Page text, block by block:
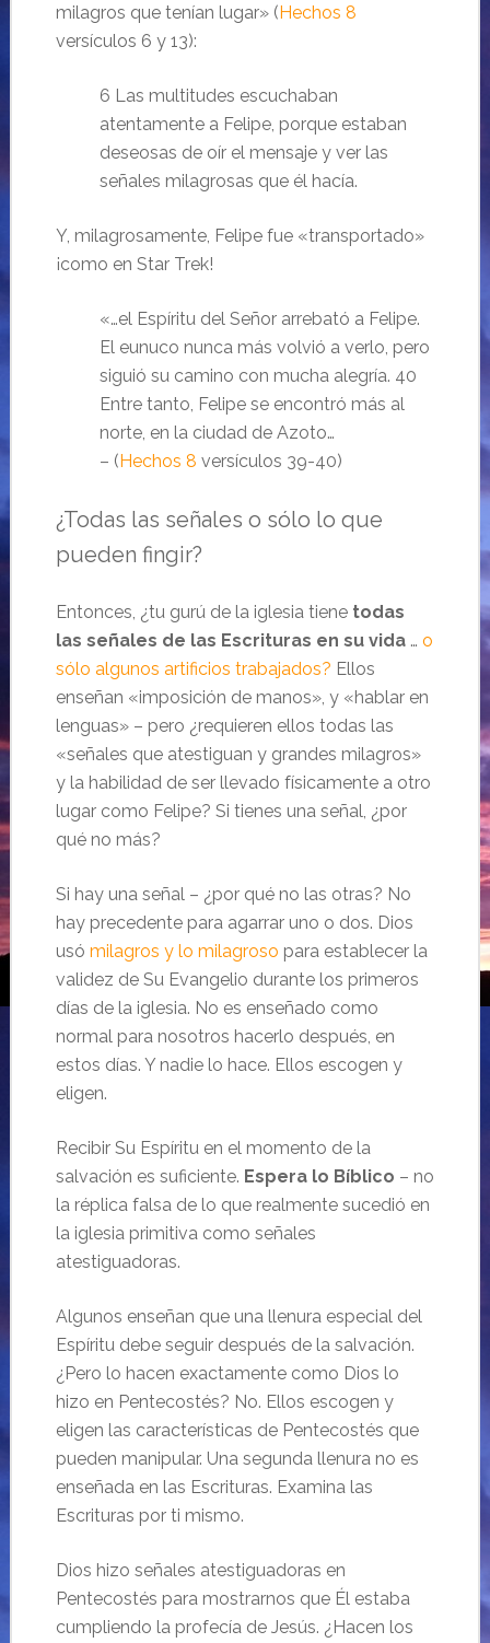
milagros que tenían lugar» (Hechos 8
versículos 6 y 13):
6 Las multitudes escuchaban
atentamente a Felipe, porque estaban
deseosas de oír el mensaje y ver las
señales milagrosas que él hacía.
Y, milagrosamente, Felipe fue «transportado»
¡como en Star Trek!
«…el Espíritu del Señor arrebató a Felipe.
El eunuco nunca más volvió a verlo, pero
siguió su camino con mucha alegría. 40
Entre tanto, Felipe se encontró más al
norte, en la ciudad de Azoto…
– (Hechos 8 versículos 39-40)
¿Todas las señales o sólo lo que
pueden fingir?
Entonces, ¿tu gurú de la iglesia tiene todas
las señales de las Escrituras en su vida… o
sólo algunos artificios trabajados? Ellos
enseñan «imposición de manos», y «hablar en
lenguas» – pero ¿requieren ellos todas las
«señales que atestiguan y grandes milagros»
y la habilidad de ser llevado físicamente a otro
lugar como Felipe? Si tienes una señal, ¿por
qué no más?
Si hay una señal – ¿por qué no las otras? No
hay precedente para agarrar uno o dos. Dios
usó milagros y lo milagroso para establecer la
validez de Su Evangelio durante los primeros
días de la iglesia. No es enseñado como
normal para nosotros hacerlo después, en
estos días. Y nadie lo hace. Ellos escogen y
eligen.
Recibir Su Espíritu en el momento de la
salvación es suficiente. Espera lo Bíblico – no
la réplica falsa de lo que realmente sucedió en
la iglesia primitiva como señales
atestiguadoras.
Algunos enseñan que una llenura especial del
Espíritu debe seguir después de la salvación.
¿Pero lo hacen exactamente como Dios lo
hizo en Pentecostés? No. Ellos escogen y
eligen las características de Pentecostés que
pueden manipular. Una segunda llenura no es
enseñada en las Escrituras. Examina las
Escrituras por ti mismo.
Dios hizo señales atestiguadoras en
Pentecostés para mostrarnos que Él estaba
cumpliendo la profecía de Jesús. ¿Hacen los